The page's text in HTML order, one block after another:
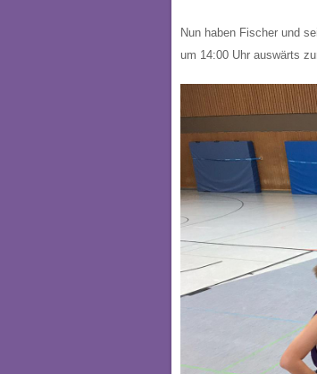
Nun haben Fischer und
um 14:00 Uhr auswärts